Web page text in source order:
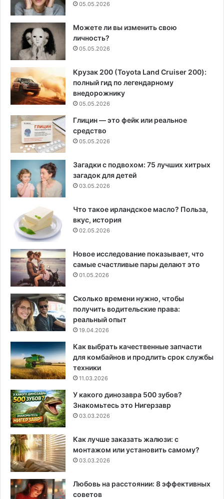
05.05.2026
Можете ли вы изменить свою
личность?
05.05.2026
Крузак 200 (Toyota Land Cruiser 200):
полный гид по легендарному
внедорожнику
05.05.2026
Глицин — это фейк или реальное
средство
05.05.2026
Загадки с подвохом: 75 лучших хитрых
загадок для детей
03.05.2026
Что такое ирландское масло? Польза,
вкус, история
02.05.2026
Новое исследование показывает, что
самые счастливые пары делают это
01.05.2026
Сколько времени нужно, чтобы
получить водительские права:
реальный опыт
19.04.2026
Как выбрать качественные запчасти
для комбайнов и продлить срок службы
техники
11.03.2026
У какого динозавра 500 зубов?
Знакомьтесь это Нигерзавр
03.03.2026
Как лучше заказать жалюзи: с
монтажом или установить самому?
03.03.2026
Любовь на расстоянии: 8 эффективных
советов